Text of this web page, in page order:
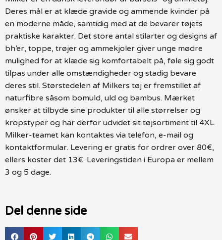
Deres mål er at klæde gravide og ammende kvinder på
en moderne måde, samtidig med at de bevarer tøjets
praktiske karakter. Det store antal stilarter og designs af
bh’er, toppe, trøjer og ammekjoler giver unge mødre
mulighed for at klæde sig komfortabelt på, føle sig godt
tilpas under alle omstændigheder og stadig bevare
deres stil. Størstedelen af Milkers tøj er fremstillet af
naturfibre såsom bomuld, uld og bambus. Mærket
ønsker at tilbyde sine produkter til alle størrelser og
kropstyper og har derfor udvidet sit tøjsortiment til 4XL.
Milker-teamet kan kontaktes via telefon, e-mail og
kontaktformular. Levering er gratis for ordrer over 80€,
ellers koster det 13€. Leveringstiden i Europa er mellem
3 og 5 dage.
Del denne side